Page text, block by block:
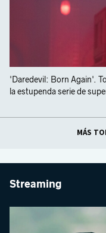
'Daredevil: Born Again'.
la estupenda serie de
MÁS
Streaming